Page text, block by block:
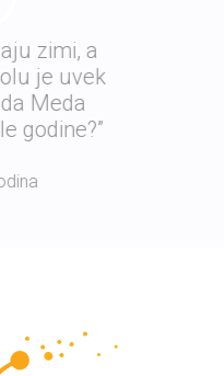
zimi, a
je uvek
Meda
godine?”